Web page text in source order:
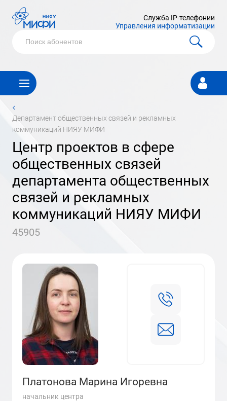
Служба IP-телефонии
Управления информатизации
Личный
кабинет
<
департамент общественных связей и рекламных
коммуникаций НИЯУ МИФИ
центр проектов в сфере
общественных связей
департамента общественных
связей и рекламных
коммуникаций НИЯУ МИФИ
45905
Платонова Марина Игоревна
начальник центра